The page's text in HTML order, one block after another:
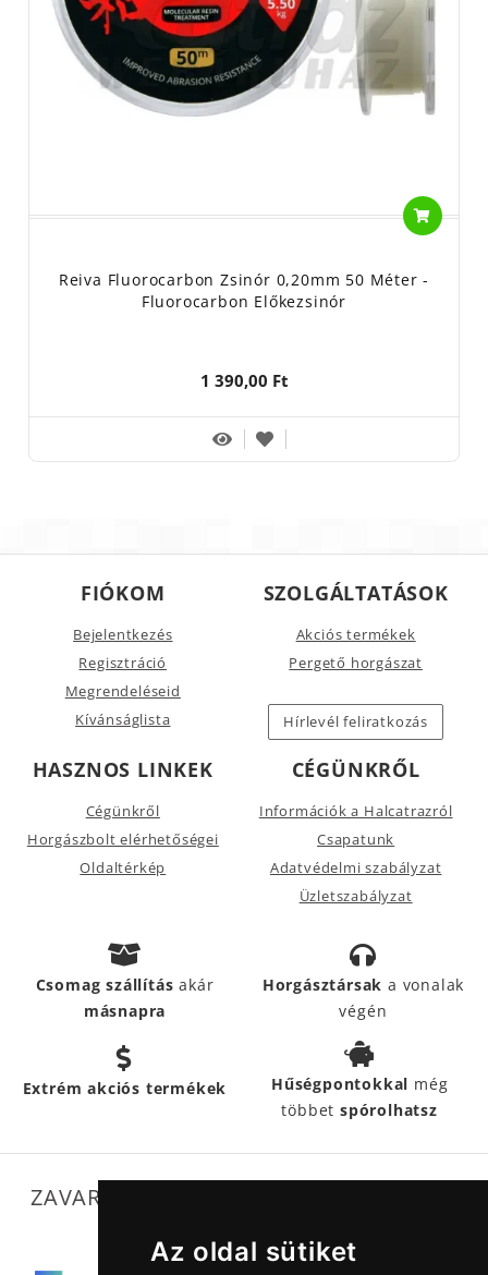
Az oldal sütiket
Reiva Fluorocarbon Zsinór 0,20mm 50 Méter -
Fluorocarbon Előkezsinór
1 390,00 Ft
FIÓKOM
Bejelentkezés
Regisztráció
Megrendeléseid
Kívánságlista
SZOLGÁLTATÁSOK
Akciós termékek
Pergető horgászat
Hírlevél feliratkozás
HASZNOS LINKEK
Cégünkről
Horgászbolt elérhetőségei
Oldaltérkép
CÉGÜNKRŐL
Információk a Halcatrazról
Csapatunk
Adatvédelmi szabályzat
Üzletszabályzat
Csomag szállításakár
másnapra
Horgásztársak a vonalak
végén
Extrém akciós termékek Hűségpontokkal még
többetspórolhatsz
ZAVARTALAN MŰKÖDÉSÜNKET SEGÍTIK